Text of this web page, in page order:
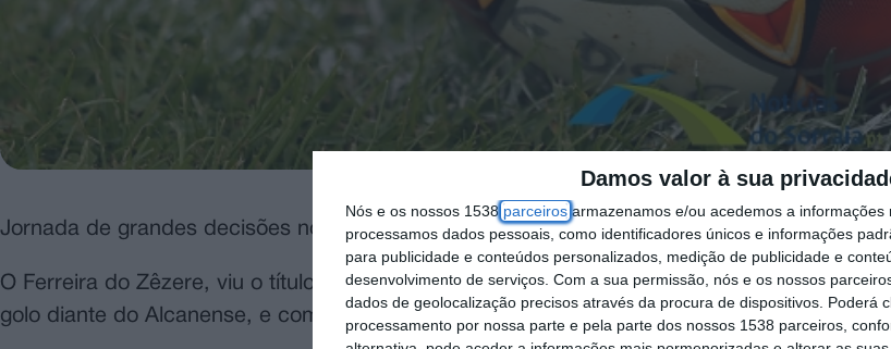
Damos valor à sua
Nós e os nossos 1538parceirosarmazenamos e/ou acedemos a informações
processamos dados pessoais, como identificadores únicos e informações
para publicidade e conteúdos personalizados, medição de publicidade e
desenvolvimento de serviços. Com a sua permissão, nós e os nossos
dados de geolocalização precisos através da procura de dispositivos. Poderá
processamento por nossa parte e pela parte dos nossos 1538 parceiros,
Jornada de grandes decisões no Campeonato da primeira divisão distrital de futebol.
O Ferreira do Zêzere, viu o título de campeão distrital confirmado, depois do Samora
golo diante do Alcanense, e com isso ficar impossibilitado de igualar a equipa do norte do